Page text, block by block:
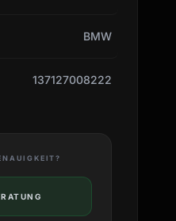
BMW
137127008222